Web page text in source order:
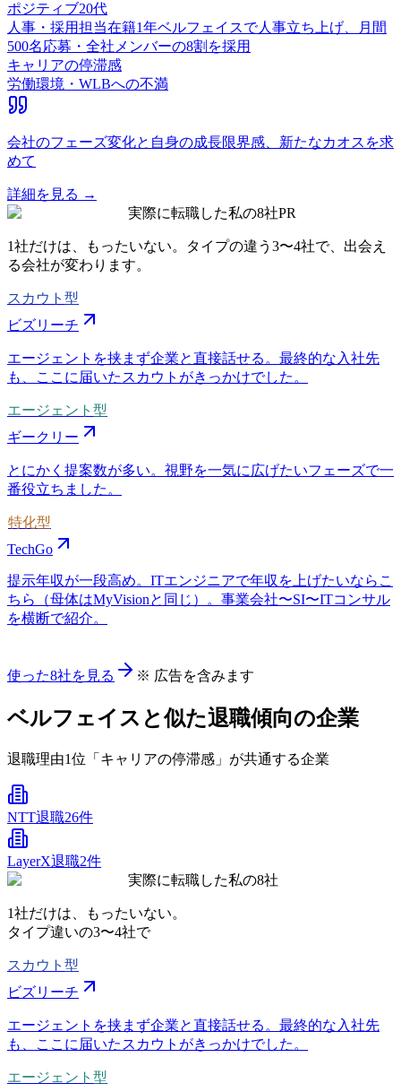
ポジティブ20代
人事・採用担当在籍1年ベルフェイスで人事立ち上げ、月間
500名応募・全社メンバーの8割を採用
キャリアの停滞感
労働環境・WLBへの不満
会社のフェーズ変化と自身の成長限界感、新たなカオスを求
めて
詳細を見る →
実際に転職した私の8社PR
1社だけは、もったいない。タイプの違う 3〜4社で、出会え
る会社が変わります。
スカウト型
ビズリーチ
エージェントを挟まず企業と直接話せる。最終的な入社先
も、ここに届いたスカウトがきっかけでした。
エージェント型
ギークリー
とにかく提案数が多い。視野を一気に広げたいフェーズで一
番役立ちました。
特化型
TechGo
提示年収が一段高め。ITエンジニアで年収を上げたいならこ
ちら（母体はMyVisionと同じ）。事業会社〜SI〜ITコンサル
を横断で紹介。
使った8社を見る ※ 広告を含みます
ベルフェイスと似た退職傾向の企業
退職理由1位「キャリアの停滞感」が共通する企業
NTT退職26件
LayerX退職2件
実際に転職した私の8社
1社だけは、もったいない。
タイプ違いの3〜4社で
スカウト型
ビズリーチ
エージェントを挟まず企業と直接話せる。最終的な入社先
も、ここに届いたスカウトがきっかけでした。
エージェント型